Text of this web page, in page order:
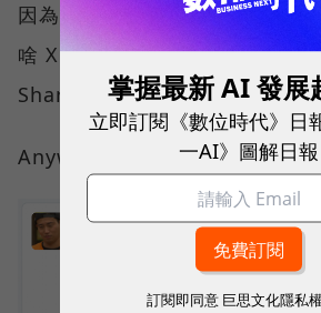
因為太忙, 所以也根本沒時間追
啥 XD 但是我現在終於發現, 圖
Shared via Instapaper 啊 ... 我
Anyway, 看起來真的很不錯吧!
掌握最新 AI 發展
立即訂閱《數位時代》日
一AI》圖解日報
訂閱即同意 巨思文化隱私